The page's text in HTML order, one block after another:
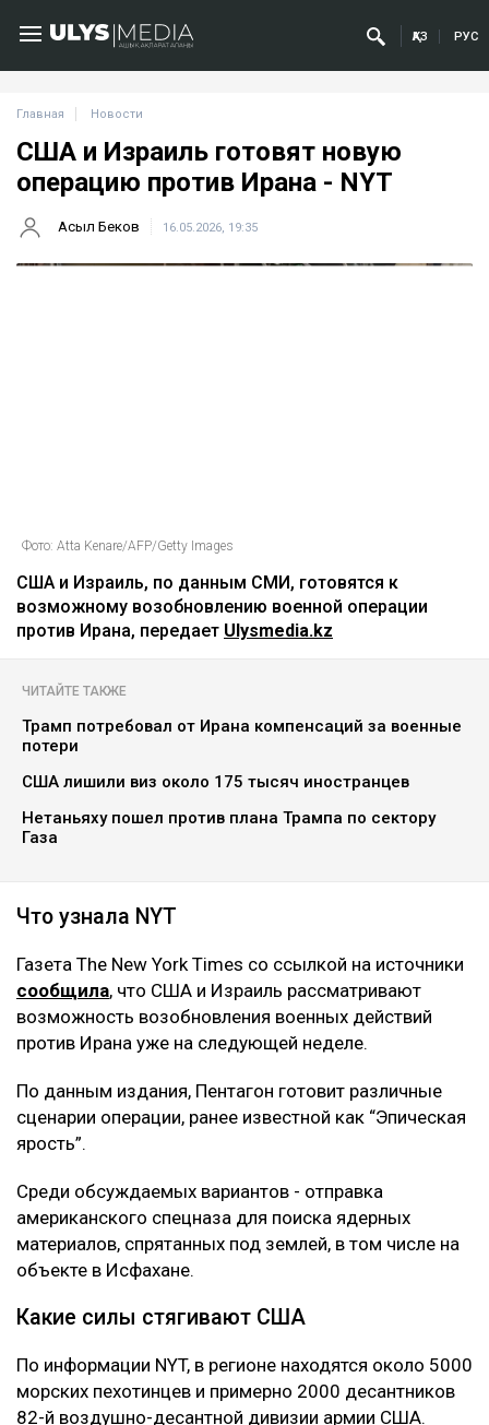
ҚАЗ РУС
Главная Новости
США и Израиль готовят новую
операцию против Ирана - NYT
Асыл Беков 16.05.2026, 19:35
Фото: Atta Kenare/AFP/Getty Images
США и Израиль, по данным СМИ, готовятся к
возможному возобновлению военной операции
против Ирана, передает Ulysmedia.kz
ЧИТАЙТЕ ТАКЖЕ
Трамп потребовал от Ирана компенсаций за военные
потери
США лишили виз около 175 тысяч иностранцев
Нетаньяху пошел против плана Трампа по сектору
Газа
Что узнала NYT
Газета The New York Times со ссылкой на источники
сообщила, что США и Израиль рассматривают
возможность возобновления военных действий
против Ирана уже на следующей неделе.
По данным издания, Пентагон готовит различные
сценарии операции, ранее известной как “Эпическая
ярость”.
Среди обсуждаемых вариантов - отправка
американского спецназа для поиска ядерных
материалов, спрятанных под землей, в том числе на
объекте в Исфахане.
Какие силы стягивают США
По информации NYT, в регионе находятся около 5000
морских пехотинцев и примерно 2000 десантников
82-й воздушно-десантной дивизии армии США.